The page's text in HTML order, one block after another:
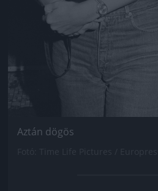
Aztán dögös